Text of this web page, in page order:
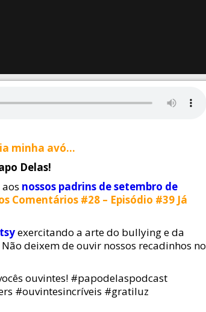
minha avó…
Delas!
nossos padrins de setembro de
Comentários #28 – Episódio #39 Já
exercitando a arte do bullying e da
deixem de ouvir nossos recadinhos no
ouvintes! #papodelaspodcast
#ouvintesincríveis #gratiluz